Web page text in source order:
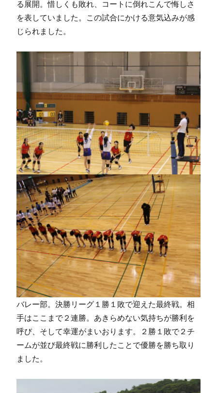
る展開。惜しくも敗れ、コートに倒れこんで悔しさ
を表していました。この試合にかける意気込みが感
じられました。
バレー部。決勝リーグ１勝１敗で迎えた最終戦。相
手はここまで２連勝。あきらめない気持ちが勝利を
呼び、そして幸運がまいおります。２勝１敗で２チ
ームが並び最終戦に勝利したことで優勝を勝ち取り
ました。